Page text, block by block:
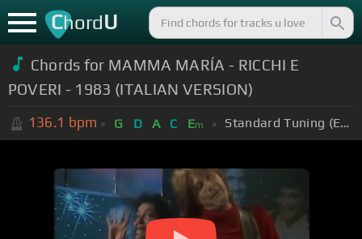
ChordU
Chords for MAMMA MARÍA - RICCHI E
POVERI - 1983 (ITALIAN VERSION)
136.1 bpm G D A C Em Standard Tuning (EADGBE)